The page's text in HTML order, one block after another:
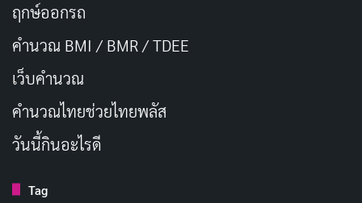
ฤกษ์ออกรถ
คำนวณ BMI / BMR / TDEE
เว็บคํานวณ
คํานวณไทยช่วยไทยพลัส
วันนี้กินอะไรดี
Tag